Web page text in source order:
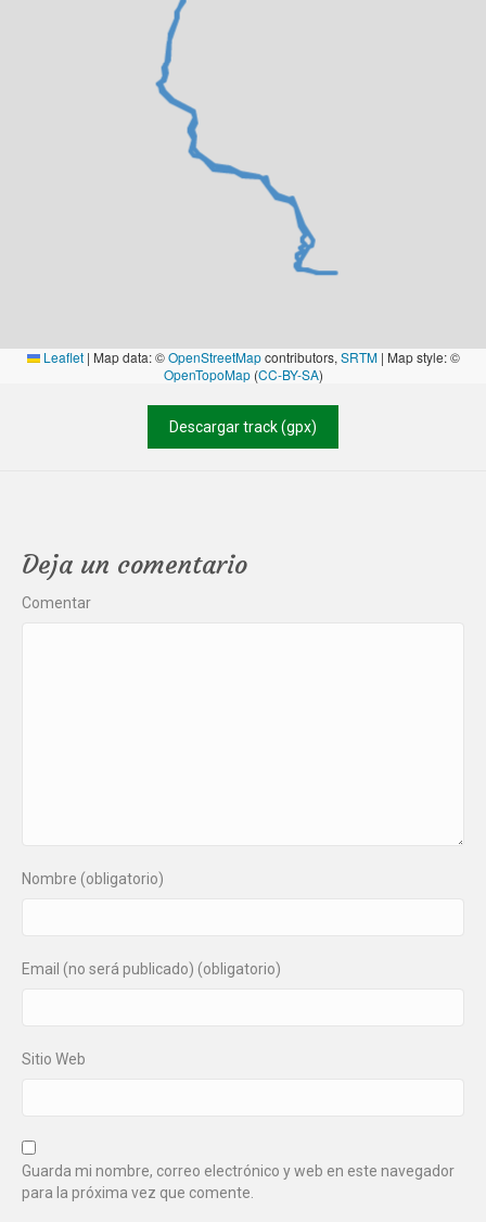
Leaflet | Map data: ©OpenStreetMapcontributors, SRTM| Map style: ©
OpenTopoMap(CC-BY-SA)
Descargar track (gpx)
Deja un comentario
Comentar
Nombre (obligatorio)
Email (no será publicado) (obligatorio)
Sitio Web
Guarda mi nombre, correo electrónico y web en este navegador
para la próxima vez que comente.